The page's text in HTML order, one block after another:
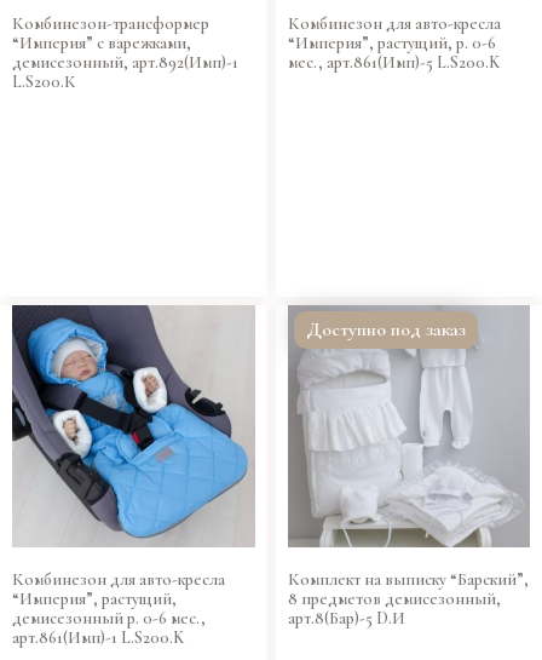
Комбинезон-трансформер
“Империя” с варежками,
демисезонный, арт.892(Имп)-1
L.S200.К
Комбинезон для авто-кресла
“Империя”, растущий, р. 0-6
мес., арт.861(Имп)-5 L.S200.K
Комбинезон для авто-кресла
“Империя”, растущий,
демисезонный р. 0-6 мес.,
арт.861(Имп)-1 L.S200.K
Доступно под заказ
Комплект на выписку “Барский”,
8 предметов демисезонный,
арт.8(Бар)-5 D.И